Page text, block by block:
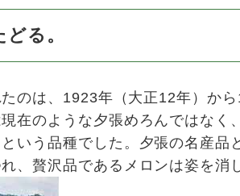
る。
のは、1923年（大正12年）か
在のような夕張めろんではなく
いう品種でした。夕張の名産品
、贅沢品であるメロンは姿を消